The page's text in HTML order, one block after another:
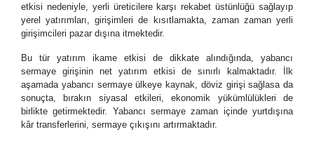
etkisi nedeniyle, yerli üreticilere karşı rekabet üstünlüğü sağlayıp
yerel yatırımları, girişimleri de kısıtlamakta, zaman zaman yerli
girişimcileri pazar dışına itmektedir.
Bu tür yatırım ikame etkisi de dikkate alındığında, yabancı
sermaye girişinin net yatırım etkisi de sınırlı kalmaktadır. İlk
aşamada yabancı sermaye ülkeye kaynak, döviz girişi sağlasa da
sonuçta, bırakın siyasal etkileri, ekonomik yükümlülükleri de
birlikte getirmektedir. Yabancı sermaye zaman içinde yurtdışına
kâr transferlerini, sermaye çıkışını artırmaktadır.